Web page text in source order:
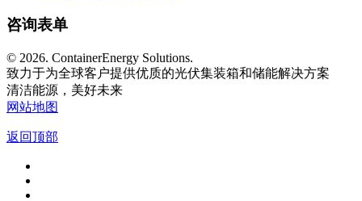
咨询表单
© 2026. ContainerEnergy Solutions.
致力于为全球客户提供优质的光伏集装箱和储能解决方案
清洁能源，美好未来
网站地图
返回顶部